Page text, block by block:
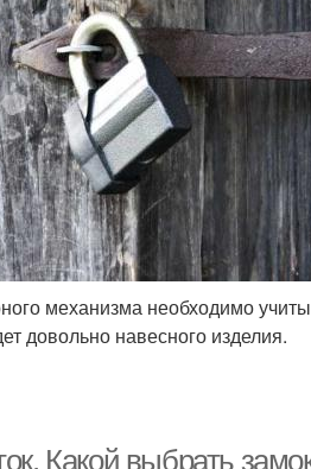
механизма необходимо
довольно навесного изделия.
Какой выбрать